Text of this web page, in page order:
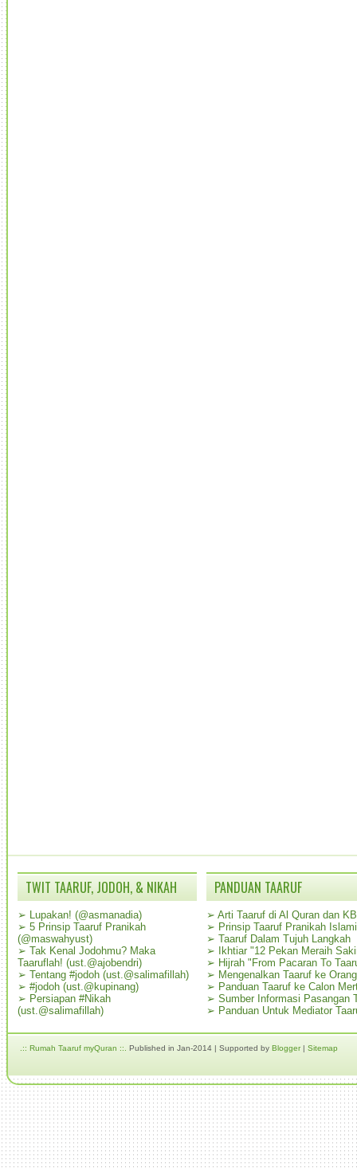
TWIT TAARUF, JODOH, & NIKAH
➢ Lupakan! (@asmanadia)
➢ 5 Prinsip Taaruf Pranikah
(@maswahyust)
➢ Tak Kenal Jodohmu? Maka
Taaruflah! (ust.@ajobendri)
➢ Tentang #jodoh (ust.@salimafillah)
➢ #jodoh (ust.@kupinang)
➢ Persiapan #Nikah
(ust.@salimafillah)
PANDUAN TAARUF
➢ Arti Taaruf di Al Quran dan
➢ Prinsip Taaruf Pranikah Islami
➢ Taaruf Dalam Tujuh Langkah
➢
Ikhtiar "12 Pekan Meraih
➢ Hijrah "From Pacaran To
➢ Mengenalkan Taaruf ke
➢ Panduan Taaruf ke Calon
➢ Sumber Informasi Pasangan
➢ Panduan Untuk Mediator
.:: Rumah Taaruf myQuran ::. Published in Jan-2014 | Supported by Blogger| Sitemap